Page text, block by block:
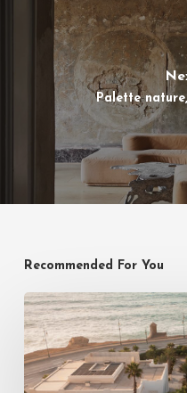
Palette
Recommended For You